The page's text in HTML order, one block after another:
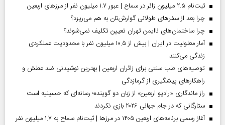
ثبت‌نام ۲.۵ میلیون زائر در سماح | عبور ۱.۷ میلیون نفر از مرز‌های اربعین
چرا بعد از سفرهای طولانی گوارش‌تان به هم می‌ریزد؟
چرا ساختمان‌های ناایمن تهران تعیین تکلیف نمی‌شوند؟
آمار معلولیت در ایران | بیش از ۱۰.۵ میلیون نفر با محدودیت عملکردی
زندگی می‌کنند
توصیه‌های طب سنتی برای زائران اربعین | بهترین نوشیدنی ضد عطش و
راهکارهای پیشگیری از گرمازدگی
راز ماندگاری «رادیو اربعین» از زبان دو گوینده؛ رسانه‌ای که حسینیه است
ستارگانی که در جام جهانی ۲۰۲۶ بازی نکردند
آغاز رسمی برنامه‌های اربعین ۱۴۰۵ در مرز‌ها | ثبت‌نام سماح به ۱.۷ میلیون نفر